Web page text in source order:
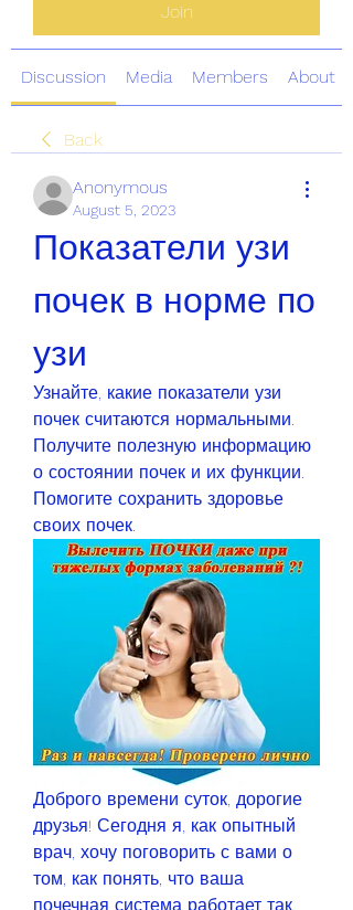
Join
Discussion Media Members About
Back
Anonymous
August 5, 2023
Показатели узи
почек в норме по
узи
Узнайте, какие показатели узи
почек считаются нормальными.
Получите полезную информацию
о состоянии почек и их функции.
Помогите сохранить здоровье
своих почек.
Доброго времени суток, дорогие
друзья! Сегодня я, как опытный
врач, хочу поговорить с вами о
том, как понять, что ваша
почечная система работает так,